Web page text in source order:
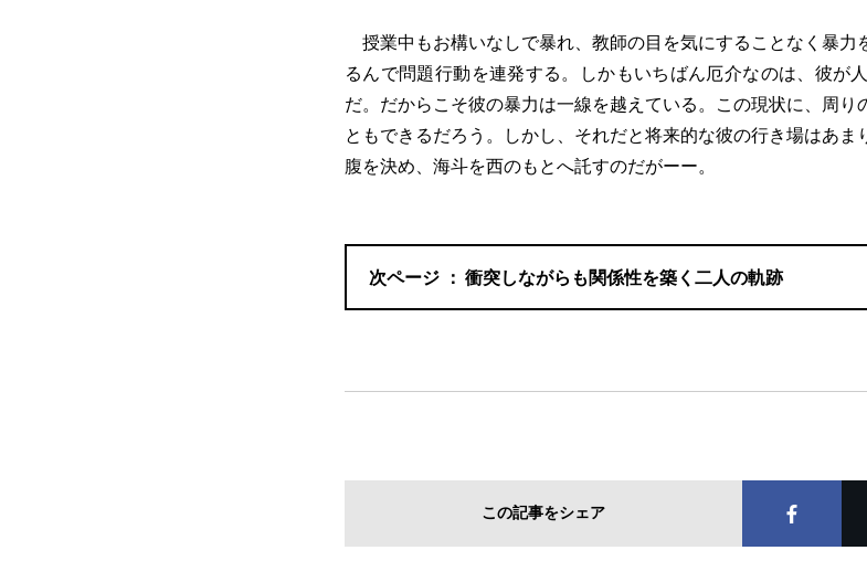
授業中もお構いなしで暴れ、教師の目を気にすることなく暴力
るんで問題行動を連発する。しかもいちばん厄介なのは、彼が
だ。だからこそ彼の暴力は一線を越えている。この現状に、周り
ともできるだろう。しかし、それだと将来的な彼の行き場はあ
腹を決め、海斗を西のもとへ託すのだがーー。
衝突しながらも関係性を築く二人の軌跡
この記事をシェア